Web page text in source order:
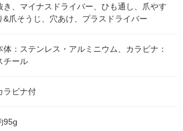
き、マイナスドライバー、ひも通し、爪やす
&爪そうじ、穴あけ、プラスドライバー
体：ステンレス・アルミニウム、カラビナ：
チール
ラビナ付
95g